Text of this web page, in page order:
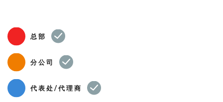
总部
分公司
代表处/代理商